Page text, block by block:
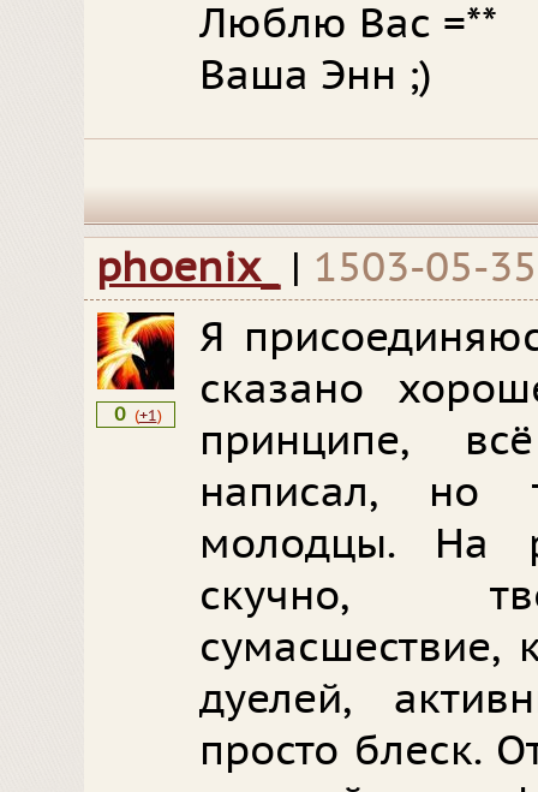
Люблю Вас =**
Ваша Энн ;)
phoenix_ | 1503-05-
0 (+1)
Я
сказано
принципе,
написал, но
молодцы. На
скучно,
сумасшествие,
дуелей,
просто блеск.